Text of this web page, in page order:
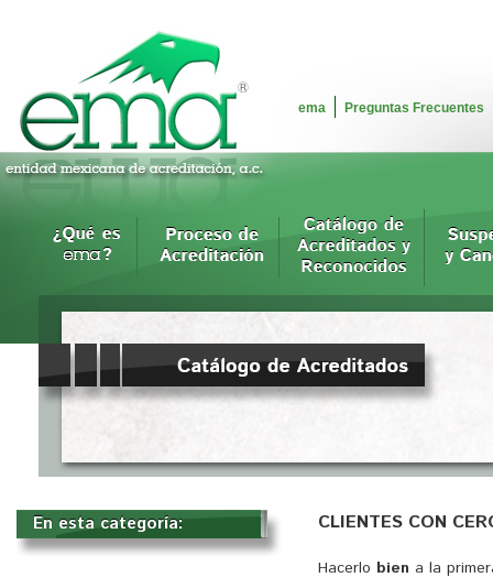
ema Preguntas Frecuentes
CLIENTES CON
Hacerlo bien a la
En esta categoría: